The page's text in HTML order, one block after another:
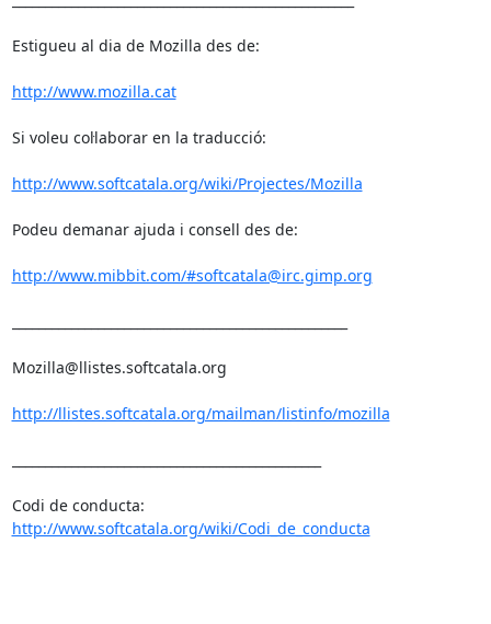
Estigueu al dia de Mozilla des de:
http://www.mozilla.cat
Si voleu col·laborar en la traducció:
http://www.softcatala.org/wiki/Projectes/Mozilla
Podeu demanar ajuda i consell des de:
http://www.mibbit.com/#softcatala@irc.gimp.org
Mozilla@llistes.softcatala.org
http://llistes.softcatala.org/mailman/listinfo/mozilla
http://www.softcatala.org/wiki/Codi_de_conducta